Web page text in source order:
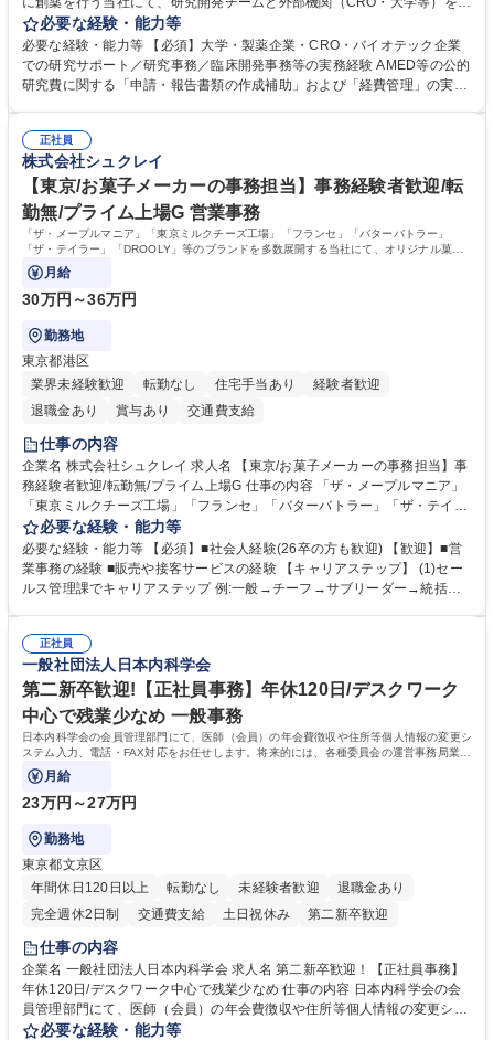
なぐハブとして、契約・発注・予算管理などの研究事務全般をお任せしま
す。 ■見積取得、発注、検収、請求処理等の事務手続き ■委託先との定例
会議の調整・アジェンダ準備・議事録作成 ■研究報告書、試験関連資料、
SOP等の整備・版管理・保管 ■研究開発の進捗・タイムライン・予算執行
集職種 研究事務【フルリモート・時短勤務可】
必要な経験・能力等
必要な経験・能力等 【必須】大学・製薬企業・CRO・バイオテック企業
での研究サポート／研究事務／臨床開発事務等の実務経験 AMED等の公的
研究費に関する「申請・報告書類の作成補助」および「経費管理」の実務
き方について】フルリモートやハイブリッド勤務、時短勤務など個々のラ
イフスタイルに応じた柔軟な働き方が可能です。育児や介護との両立も応
援します。 学歴・資格 学歴：大学院 大学 語学力： 資格：
正社員
株式会社シュクレイ
【東京/お菓子メーカーの事務担当】事務経験者歓迎/転
勤無/プライム上場G 営業事務
「ザ・メープルマニア」「東京ミルクチーズ工場」「フランセ」「バターバトラー」
「ザ・テイラー」「DROOLY」等のブランドを多数展開する当社にて、オリジナル菓子
ブランド商品の事務業務をお任せいたします。
月給
30万円～36万円
勤務地
東京都港区
業界未経験歓迎
転勤なし 住宅手当あり
経験者歓迎
退職金あり
賞与あり 交通費支給
仕事の内容
企業名 株式会社シュクレイ 求人名 【東京/お菓子メーカーの事務担当】事
務経験者歓迎/転勤無/プライム上場G 仕事の内容 「ザ・メープルマニア」
「東京ミルクチーズ工場」「フランセ」「バターバトラー」「ザ・テイラ
ー」「DROOLY」等のブランドを多数展開する当社にて、オリジナル菓子
ブランド商品の事務業務をお任せいたします。 【具体的な業務内容】 ■店
舗からの発注受付/PC入力業務 ■受電対応(社内/社外) ■商品のマスター登
録 ■日々の売上抽出・報告 ■提携企業への書類送付業務 ■契約書管理業務
必要な経験・能力等
必要な経験・能力等 【必須】■社会人経験(26卒の方も歓迎) 【歓迎】■営
業事務の経験 ■販売や接客サービスの経験 【キャリアステップ】 (1)セー
ルス管理課でキャリアステップ 例:一般→チーフ→サブリーダー→統括リ
や個別面談を通してご自身のキャリアと向き合っていただき、会社として
もバックアップしていきます。 学歴・資格 学歴：大学院 大学 高専 短大
専修学校 高校 語学力： 資格：
正社員
一般社団法人日本内科学会
第二新卒歓迎!【正社員事務】年休120日/デスクワーク
中心で残業少なめ 一般事務
日本内科学会の会員管理部門にて、医師（会員）の年会費徴収や住所等個人情報の変更シ
ステム入力、電話・FAX対応をお任せします。将来的には、各種委員会の運営事務局業務
などにも幅広く携わっていただきます。
月給
23万円～27万円
勤務地
東京都文京区
年間休日120日以上
転勤なし 未経験者歓迎
退職金あり
完全週休2日制
交通費支給 土日祝休み 第二新卒歓迎
仕事の内容
企業名 一般社団法人日本内科学会 求人名 第二新卒歓迎！【正社員事務】
年休120日/デスクワーク中心で残業少なめ 仕事の内容 日本内科学会の会
員管理部門にて、医師（会員）の年会費徴収や住所等個人情報の変更シス
テム入力、電話・FAX対応をお任せします。将来的には、各種委員会の運
必要な経験・能力等